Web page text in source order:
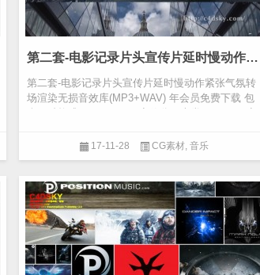
第二套-电影记录片头宣传片延时慢动作紧张气氛转场渲染无损音效库(MP3+WAV) 年会员免费下载
第二套-电影记录片头宣传片延时慢动作紧张气氛转
场渲染无损音效库(MP3+WAV) 年会员免费下载 包
17-11-28 CG素材, 音乐